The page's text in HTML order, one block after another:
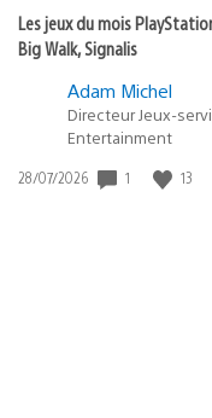
Les jeux du mois
Big Walk, Signalis
Adam Michel
Directeur Jeux-
Entertainment
Date
28/07/2026 1 13